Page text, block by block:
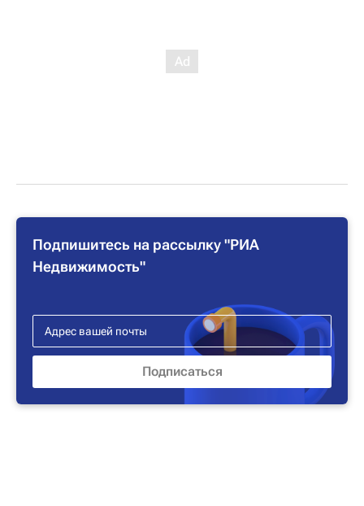
Подпишитесь на рассылку "РИА
Недвижимость"